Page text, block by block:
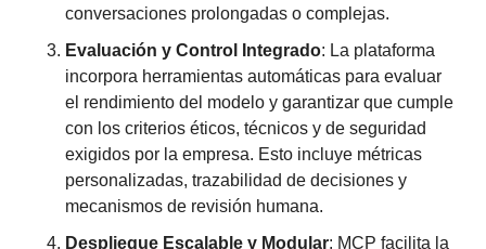
conversaciones prolongadas o complejas.
Evaluación y Control Integrado: La plataforma
incorpora herramientas automáticas para evaluar
el rendimiento del modelo y garantizar que cumple
con los criterios éticos, técnicos y de seguridad
exigidos por la empresa. Esto incluye métricas
personalizadas, trazabilidad de decisiones y
mecanismos de revisión humana.
Despliegue Escalable y Modular: MCP facilita la